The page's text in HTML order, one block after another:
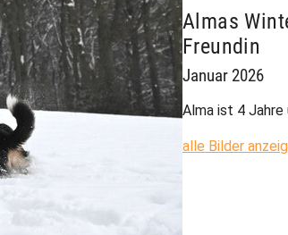
Almas
Freundin
Januar 2026
Alma ist 4
alle Bilder